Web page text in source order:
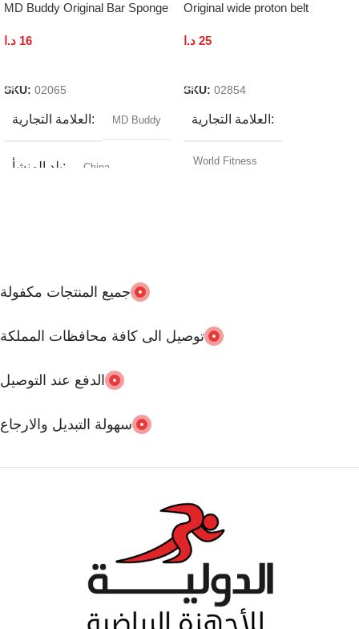
MD Buddy Original Bar Sponge
16 د.ا
SKU: 02065
العلامة التجارية MD Buddy
بلد المنشأ China
Original wide proton belt
25 د.ا
SKU: 02854
العلامة التجارية
World Fitness
جميع المنتجات مكفولة
توصيل الى كافة محافظات المملكة
الدفع عند التوصيل
سهولة التبديل والارجاع